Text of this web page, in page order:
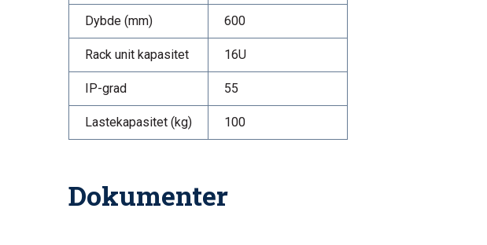
Dybde (mm) 600
Rack unit kapasitet 16U
IP-grad 55
Lastekapasitet (kg) 100
Dokumenter